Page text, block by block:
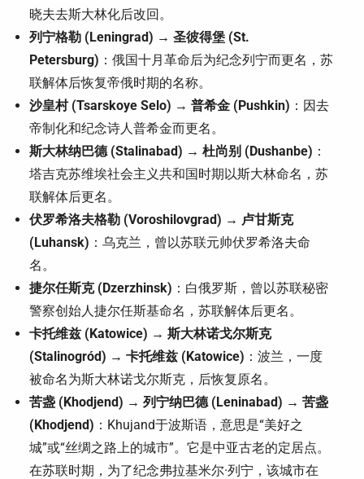
晓夫去斯大林化后改回。
列宁格勒 (Leningrad) → 圣彼得堡 (St.
Petersburg) ：俄国十月革命后为纪念列宁而更名，苏
联解体后恢复帝俄时期的名称。
沙皇村 (Tsarskoye Selo) → 普希金 (Pushkin) ：因去
帝制化和纪念诗人普希金而更名。
斯大林纳巴德 (Stalinabad) → 杜尚别 (Dushanbe) ：
塔吉克苏维埃社会主义共和国时期以斯大林命名，苏
联解体后更名。
伏罗希洛夫格勒 (Voroshilovgrad) → 卢甘斯克
(Luhansk) ：乌克兰，曾以苏联元帅伏罗希洛夫命
名。
捷尔任斯克 (Dzerzhinsk) ：白俄罗斯，曾以苏联秘密
警察创始人捷尔任斯基命名，苏联解体后更名。
卡托维兹 (Katowice) → 斯大林诺戈尔斯克
(Stalinogród) → 卡托维兹 (Katowice) ：波兰，一度
被命名为斯大林诺戈尔斯克，后恢复原名。
苦盏 (Khodjend) → 列宁纳巴德 (Leninabad) → 苦盏
(Khodjend) ：Khujand于波斯语，意思是“美好之
城”或“丝绸之路上的城市”。它是中亚古老的定居点。
在苏联时期，为了纪念弗拉基米尔·列宁，该城市在